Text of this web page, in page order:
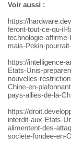
Voir aussi :
https://
feront-tout-ce-qu-il-
technologie-
mais-Pekin-
https://intelligence-
Etats-Unis-
nouvelles-
Chine-en-
pays-allies-de-la-
https://
interdit-aux-Etats-
alimentent-des-
societe-fondee-en-